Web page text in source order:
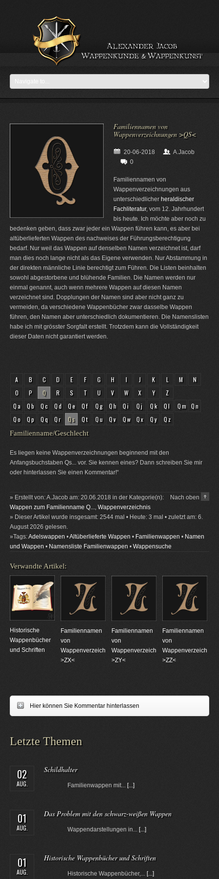
Familiennamen von
Wappenverzeichnungen >QS<
20-06-2018
A.Jacob
0
Familiennamen von
Wappenverzeichnungen aus
unterschiedlicher heraldischer
Fachliteratur, vom 12. Jahrhundert
bis heute. Ich möchte aber noch zu
bedenken geben, dass zwar jeder ein Wappen führen kann, es aber bei
altüberlieferten Wappen des nachweises der Führungsberechtigung
bedarf. Nur weil das Wappen auf denselben Namen verzeichnet ist, darf
man dies noch lange nicht als das Eigene verwenden. Nur Abstammung in
der direkten männliche Linie berechtigt zum Führen. Die Listen beinhalten
sowohl abgestorbene und blühende Familien. Die Namen werden nur
einmal genannt, auch wenn mehrere Wappen auf diesen Namen
verzeichnet sind. Dopplungen der Namen sind aber nicht ganz zu
vermeiden, da verschiedene Wappenbücher zwar dasselbe Wappen
führen, den Namen aber unterschiedlich dokumentieren. Die Namenslisten
habe ich mit grösster Sorgfalt erstellt. Trotzdem kann die Vollständigkeit
dieser Daten nicht garantiert werden.
A B C D E F G H I J K L M
N
O
P Q R S T U V W X Y
Z
Qa
Qb Qc Qd Qe Qf Qg Qh Qi Qj Qk Ql Qm Qn
Qo
Qp Qq Qr Qs Qt Qu Qv Qw Qx Qy Qz
Familienname/Geschlecht
Es liegen keine Wappenverzeichnungen beginnend mit den
Anfangsbuchstaben Qs... vor. Sie kennen eines? Dann schreiben Sie mir
oder hinterlassen Sie einen Kommentar!“
Nach oben
» Erstellt von: A.Jacob am: 20.06.2018 in der Kategorie(n):
Wappen zum Familienname Q..., Wappenverzeichnis
» Dieser Artikel wurde insgesamt: 2544 mal • Heute: 3 mal • zuletzt am: 6.
August 2026 gelesen.
»Tags:Adelswappen •Altüberlieferte Wappen • Familienwappen • Namen
und Wappen • Namensliste Familienwappen • Wappensuche
Verwandte Artikel:
Historische
Wappenbücher
und Schriften
Familiennamen
von
Wappenverzeichnungen
>ZX<
Familiennamen
von
Wappenverzeichnungen
>ZY<
Familiennamen
von
>ZZ<
Hier können Sie Kommentar hinterlassen
Letzte Themen
02
AUG.
Schildhalter
Familienwappen mit... [...]
01
AUG.
Das Problem mit den schwarz-weißen Wappen
Wappendarstellungen in... [...]
01
AUG.
Historische Wappenbücher und Schriften
Historische Wappenbücher,... [...]